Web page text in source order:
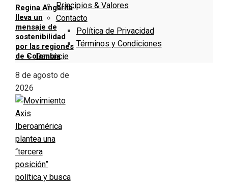
Principios & Valores
Contacto
Política de Privacidad
Términos y Condiciones
Denuncie
Regina Angarita
lleva un
mensaje de
sostenibilidad
por las regiones
de Colombia
8 de agosto de
2026